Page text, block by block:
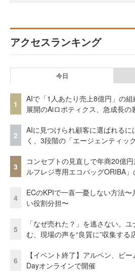
アクセスランキング
今日
1
AIで「1人あたり売上8億円」の組
展開のAiロボティクス、急成長の
2
AIに見つけられ顧客に選ばれる
く、3段階の「エージェンティッ
3
コンセプトの見直しで年商20億
ルフレジ専用エコバッグORIBA
4
ECのKPIで一喜一憂しない方法
い役割分担〜
5
「なぜ売れた？」を逃さない。
む、現場の声を“良質に”収集する
6
【イベント終了】アルペン、ビ
Dayオンラインで開催